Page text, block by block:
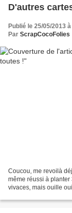
D'autres
Publié le 25/05/2013
Par ScrapCocoFolies
Coucou, me revoilà
même réussi à
vivaces, mais ouille